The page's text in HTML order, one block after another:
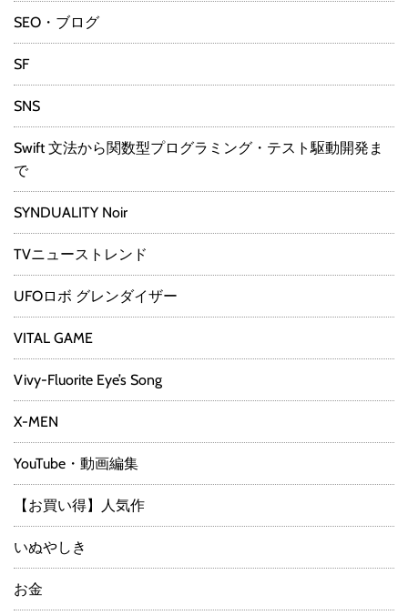
SEO・ブログ
SF
SNS
Swift 文法から関数型プログラミング・テスト駆動開発ま
で
SYNDUALITY Noir
TVニューストレンド
UFOロボ グレンダイザー
VITAL GAME
Vivy-Fluorite Eye’s Song
X-MEN
YouTube・動画編集
【お買い得】人気作
いぬやしき
お金